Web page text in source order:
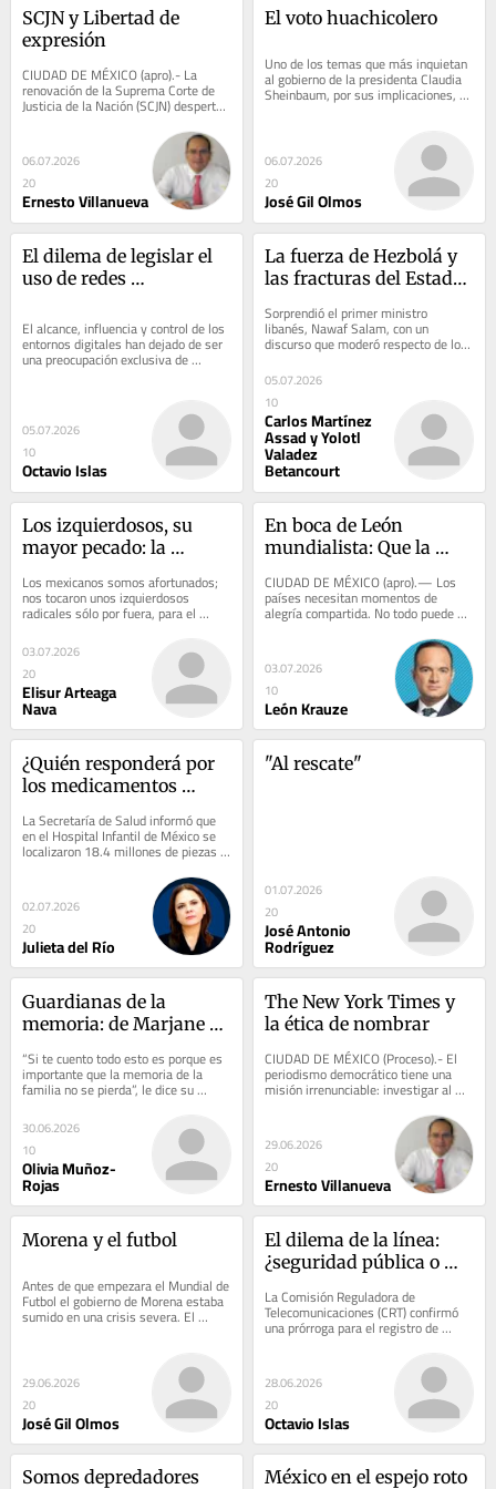
SCJN y Libertad de
expresión
CIUDAD DE MÉXICO (apro).- La
renovación de la Suprema Corte de
Justicia de la Nación (SCJN) despertó
expectativas. También incertidumbre.
06.07.2026
20
Ernesto Villanueva
El voto huachicolero
Uno de los temas que más inquietan
al gobierno de la presidenta Claudia
Sheinbaum, por sus implicaciones, es
la investigación y señalamiento del...
06.07.2026
20
José Gil Olmos
El dilema de legislar el
uso de redes
menores de edad
El alcance, influencia y control de los
entornos digitales han dejado de ser
una preocupación exclusiva de
tecnólogos o sociólogos. El tema
05.07.2026
10
Octavio Islas
La fuerza de Hezbolá y
las fracturas del Estado
Sorprendió el primer ministro
libanés, Nawaf Salam, con un
discurso que moderó respecto de lo
que ha expresado sobre Hezbolá al
considerarla una...
05.07.2026
10
Carlos Martínez
Assad y Yolotl
Valadez
Betancourt
Los izquierdosos, su
mayor pecado: la
Los mexicanos somos afortunados;
nos tocaron unos izquierdosos
radicales sólo por fuera, para el
consumo público; por dentro son de
derecha: dados a...
03.07.2026
20
Elisur Arteaga
Nava
En boca de León
mundialista: Que la
luto
CIUDAD DE MÉXICO (apro).— Los
países necesitan momentos de
alegría compartida. No todo puede
ser agravio, miedo, desencanto,
03.07.2026
10
León Krauze
¿Quién responderá por
los medicamentos
La Secretaría de Salud informó que
en el Hospital Infantil de México se
localizaron 18.4 millones de piezas
de medicamentos y material de
02.07.2026
20
Julieta del Río
"Al rescate"
01.07.2026
20
José Antonio
Rodríguez
Guardianas de la
memoria: de Marjane
Garza
“Si te cuento todo esto es porque es
importante que la memoria de la
familia no se pierda”, le dice su
abuela a Marji en una escena de la...
30.06.2026
10
Olivia Muñoz-
Rojas
The New York Times y
la ética de nombrar
CIUDAD DE MÉXICO (Proceso).- El
periodismo democrático tiene una
misión irrenunciable: investigar al
29.06.2026
20
Ernesto Villanueva
Morena y el futbol
Antes de que empezara el Mundial de
Futbol el gobierno de Morena estaba
sumido en una crisis severa. El
29.06.2026
20
José Gil Olmos
El dilema de la línea:
¿seguridad pública o
La Comisión Reguladora de
Telecomunicaciones (CRT) confirmó
una prórroga para el registro de
líneas celulares en México. El nuevo
28.06.2026
20
Octavio Islas
Somos depredadores
México en el espejo roto